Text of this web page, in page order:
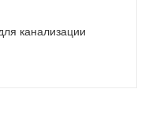
канализации